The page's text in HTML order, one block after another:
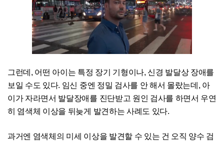
그런데, 어떤 아이는 특정 장기 기형이나, 신경 발달상 장애를
보일 수도 있다. 임신 중엔 정밀 검사를 안 해서 몰랐는데, 아
이가 자라면서 발달장애를 진단받고 원인 검사를 하면서 우연
히 염색체 이상을 뒤늦게 발견하는 사례도 있다.
과거엔 염색체의 미세 이상을 발견할 수 있는 건 오직 양수 검